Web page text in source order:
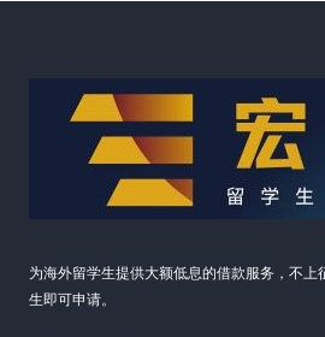
为海外留学生提供大额低息的借款服务，不
生即可申请。